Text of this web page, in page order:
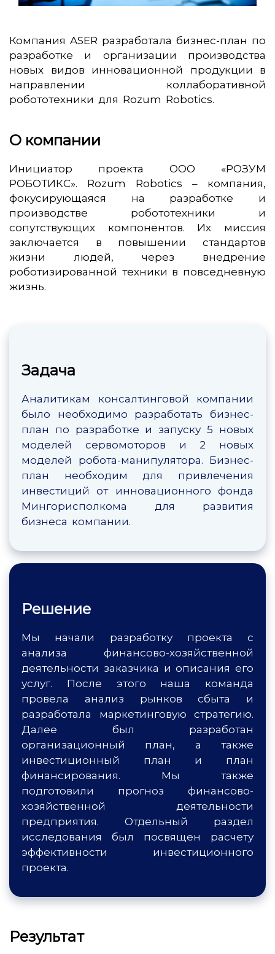
Компания ASER разработала бизнес-план по
разработке и организации производства
новых видов инновационной продукции в
направлении коллаборативной
робототехники для Rozum Robotics.
О компании
Инициатор проекта ООО «РОЗУМ
РОБОТИКС». Rozum Robotics – компания,
фокусирующаяся на разработке и
производстве робототехники и
сопутствующих компонентов. Их миссия
заключается в повышении стандартов
жизни людей, через внедрение
роботизированной техники в повседневную
жизнь.
Задача
Аналитикам консалтинговой компании
было необходимо разработать бизнес-
план по разработке и запуску 5 новых
моделей сервомоторов и 2 новых
моделей робота-манипулятора. Бизнес-
план необходим для привлечения
инвестиций от инновационного фонда
Мингорисполкома для развития
бизнеса компании.
Решение
Мы начали разработку проекта с
анализа финансово-хозяйственной
деятельности заказчика и описания его
услуг. После этого наша команда
провела анализ рынков сбыта и
разработала маркетинговую стратегию.
Далее был разработан
организационный план, а также
инвестиционный план и план
финансирования. Мы также
подготовили прогноз финансово-
хозяйственной деятельности
предприятия. Отдельный раздел
исследования был посвящен расчету
эффективности инвестиционного
проекта.
Результат